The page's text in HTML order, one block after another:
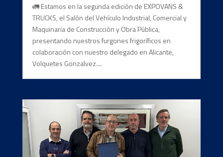
🚛 Estamos en la segunda edición de EXPOVANS &
TRUCKS, el Salón del Vehículo Industrial, Comercial y
Maquinaria de Construcción y Obra Pública,
presentando nuestros furgones frigoríficos en
colaboración con nuestro delegado en Alicante,
Volquetes Gonzalvez....